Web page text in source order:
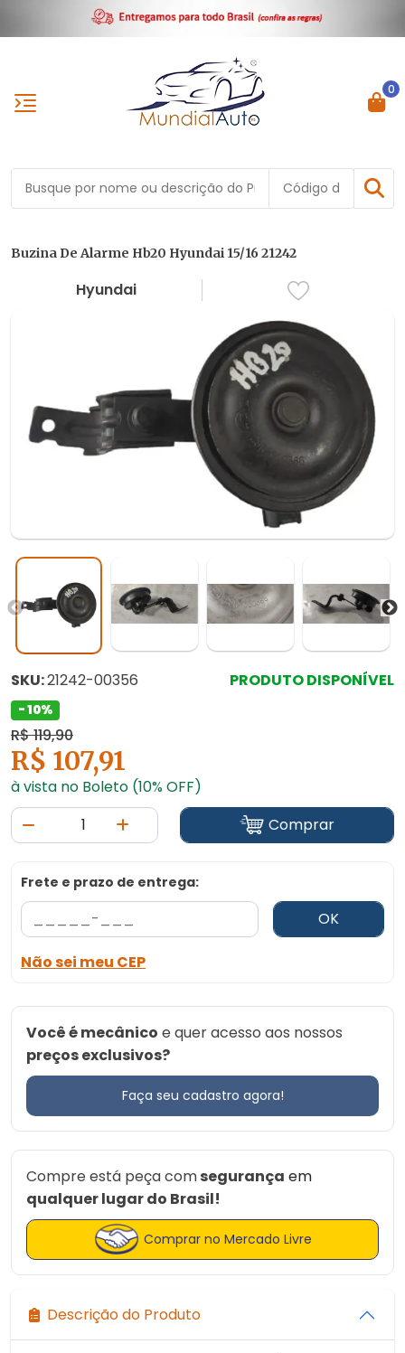
0
Buzina De Alarme Hb20 Hyundai 15/16 21242
Hyundai
SKU:21242-00356 PRODUTO DISPONÍVEL
- 10%
R$ 119,90
R$ 107,91
à vista no Boleto (10% OFF)
Comprar
Frete e prazo de entrega:
OK
Não sei meu CEP
Você é mecânico e quer acesso aos nossos
preços exclusivos?
Faça seu cadastro agora!
Compre está peça comsegurança em
qualquer lugar do Brasil!
Comprar no Mercado Livre
Descrição do Produto